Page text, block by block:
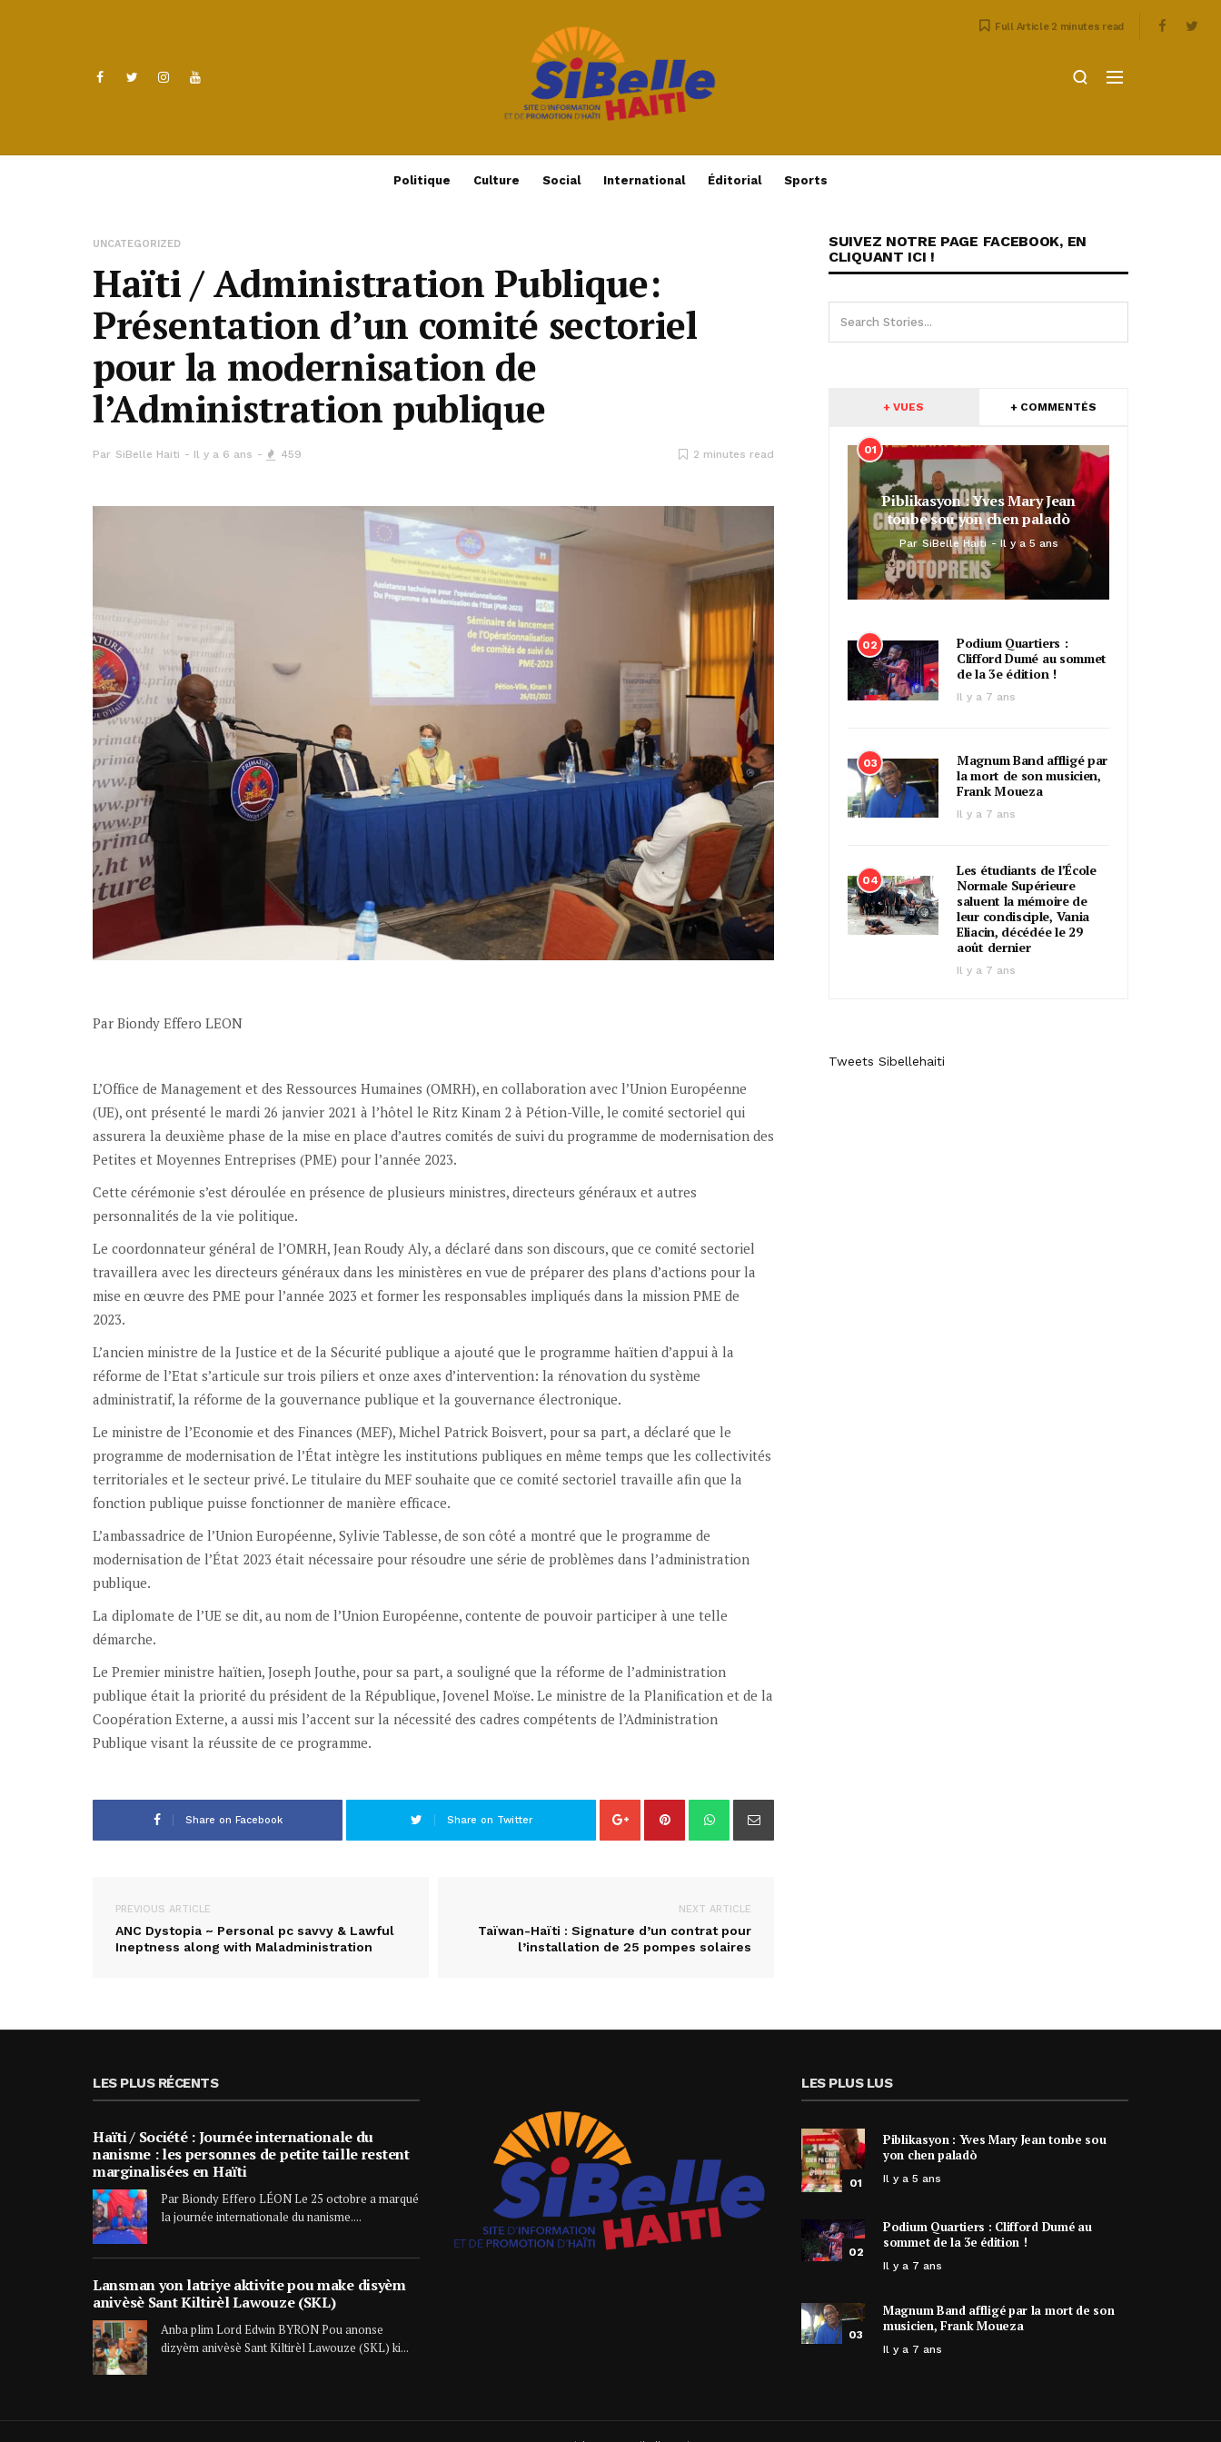
Politique Culture Social International Éditorial Sports
Full Article 2 minutes read
UNCATEGORIZED
Haïti / Administration Publique:
Présentation d’un comité sectoriel
pour la modernisation de
l’Administration publique
Par SiBelle Haiti Il y a 6 ans 459 2 minutes read
Par Biondy Effero LEON
L’Office de Management et des Ressources Humaines (OMRH), en collaboration avec l’Union Européenne
(UE), ont présenté le mardi 26 janvier 2021 à l’hôtel le Ritz Kinam 2 à Pétion-Ville, le comité sectoriel qui
assurera la deuxième phase de la mise en place d’autres comités de suivi du programme de modernisation des
Petites et Moyennes Entreprises (PME) pour l’année 2023.
Cette cérémonie s’est déroulée en présence de plusieurs ministres, directeurs généraux et autres
personnalités de la vie politique.
Le coordonnateur général de l’OMRH, Jean Roudy Aly, a déclaré dans son discours, que ce comité sectoriel
travaillera avec les directeurs généraux dans les ministères en vue de préparer des plans d’actions pour la
mise en œuvre des PME pour l’année 2023 et former les responsables impliqués dans la mission PME de
2023.
L’ancien ministre de la Justice et de la Sécurité publique a ajouté que le programme haïtien d’appui à la
réforme de l’Etat s’articule sur trois piliers et onze axes d’intervention: la rénovation du système
administratif, la réforme de la gouvernance publique et la gouvernance électronique.
Le ministre de l’Economie et des Finances (MEF), Michel Patrick Boisvert, pour sa part, a déclaré que le
programme de modernisation de l’État intègre les institutions publiques en même temps que les collectivités
territoriales et le secteur privé. Le titulaire du MEF souhaite que ce comité sectoriel travaille afin que la
fonction publique puisse fonctionner de manière efficace.
L’ambassadrice de l’Union Européenne, Sylivie Tablesse, de son côté a montré que le programme de
modernisation de l’État 2023 était nécessaire pour résoudre une série de problèmes dans l’administration
publique.
La diplomate de l’UE se dit, au nom de l’Union Européenne, contente de pouvoir participer à une telle
démarche.
Le Premier ministre haïtien, Joseph Jouthe, pour sa part, a souligné que la réforme de l’administration
publique était la priorité du président de la République, Jovenel Moïse. Le ministre de la Planification et de la
Coopération Externe, a aussi mis l’accent sur la nécessité des cadres compétents de l’Administration
Publique visant la réussite de ce programme.
Share on Facebook Share on Twitter
PREVIOUS ARTICLE
ANC Dystopia ~ Personal pc savvy & Lawful
Ineptness along with Maladministration
NEXT ARTICLE
Taïwan-Haïti : Signature d’un contrat pour
l’installation de 25 pompes solaires
SUIVEZ NOTRE PAGE FACEBOOK, EN
CLIQUANT ICI !
+ VUES + COMMENTÉS
01
Piblikasyon : Yves Mary Jean
tonbe sou yon chen paladò
Par SiBelle Haiti Il y a 5 ans
02
Podium Quartiers :
Clifford Dumé au sommet
de la 3e édition !
Il y a 7 ans
03
Magnum Band affligé par
la mort de son musicien,
Frank Moueza
Il y a 7 ans
04
Les étudiants de l’École
Normale Supérieure
saluent la mémoire de
leur condisciple, Vania
Eliacin, décédée le 29
août dernier
Il y a 7 ans
Tweets Sibellehaiti
LES PLUS RÉCENTS
Haïti / Société : Journée internationale du
nanisme : les personnes de petite taille restent
marginalisées en Haïti
Par Biondy Effero LÉON Le 25 octobre a marqué
la journée internationale du nanisme....
Lansman yon latriye aktivite pou make disyèm
anivèsè Sant Kiltirèl Lawouze (SKL)
Anba plim Lord Edwin BYRON Pou anonse
dizyèm anivèsè Sant Kiltirèl Lawouze (SKL) ki...
LES PLUS LUS
01
Piblikasyon : Yves Mary Jean tonbe sou
yon chen paladò
Il y a 5 ans
02
Podium Quartiers : Clifford Dumé au
sommet de la 3e édition !
Il y a 7 ans
03
Magnum Band affligé par la mort de son
musicien, Frank Moueza
Il y a 7 ans